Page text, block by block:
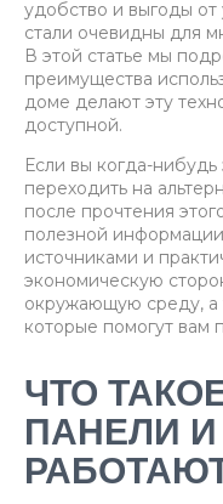
удобство и выгоды от
стали очевидны для
В этой статье мы
преимущества
доме делают эту
доступной.
Если вы когда-нибудь
переходить на
после прочтения
полезной
источниками и
экономическую
окружающую среду, а
которые помогут вам
ЧТО
ПАНЕЛИ